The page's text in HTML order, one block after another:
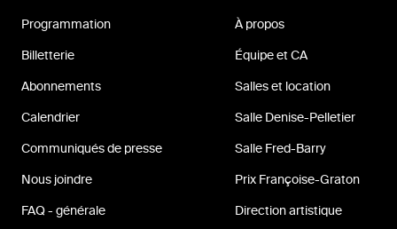
Programmation
Billetterie
Abonnements
Calendrier
Communiqués de presse
Nous joindre
FAQ - générale
À propos
Équipe et CA
Salles et location
Salle Denise-Pelletier
Salle Fred-Barry
Prix Françoise-Graton
Direction artistique